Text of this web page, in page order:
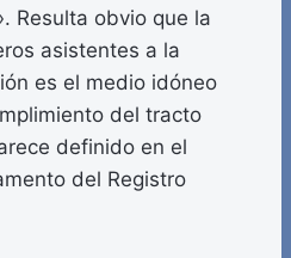
Resulta obvio que la
asistentes a la
es el medio idóneo
del tracto
definido en el
del Registro